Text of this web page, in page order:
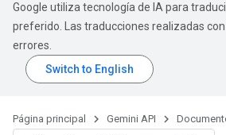
Google utiliza tecnología de IA para
preferido. Las traducciones realizadas
errores.
Página principal Gemini API